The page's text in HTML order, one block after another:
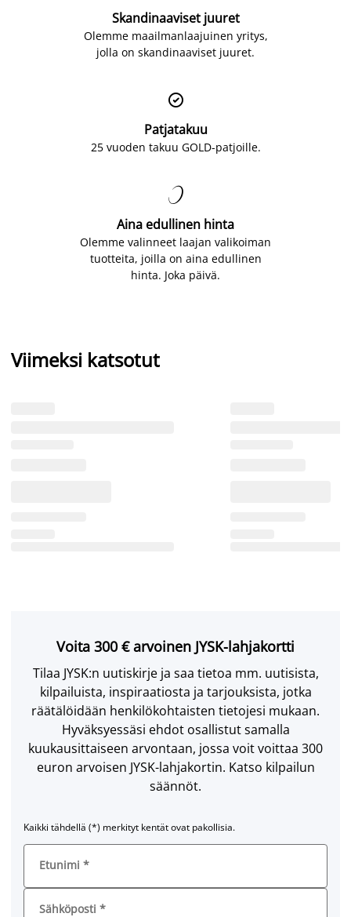
Skandinaaviset juuret
Olemme maailmanlaajuinen yritys,
jolla on skandinaaviset juuret.

Patjatakuu
25 vuoden takuu GOLD-patjoille.

Aina edullinen hinta
Olemme valinneet laajan valikoiman
tuotteita, joilla on aina edullinen
hinta. Joka päivä.
Viimeksi katsotut
Voita 300 € arvoinen JYSK-lahjakortti
Tilaa JYSK:n uutiskirje ja saa tietoa mm. uutisista,
kilpailuista, inspiraatiosta ja tarjouksista, jotka
räätälöidään henkilökohtaisten tietojesi mukaan.
Hyväksyessäsi ehdot osallistut samalla
kuukausittaiseen arvontaan, jossa voit voittaa 300
euron arvoisen JYSK-lahjakortin. Katso kilpailun
säännöt.
Kaikki tähdellä (*) merkityt kentät ovat pakollisia.
Etunimi *
Sähköposti *